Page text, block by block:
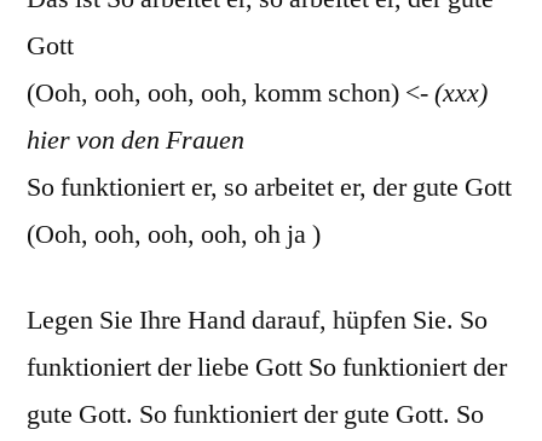
Gott
(Ooh, ooh, ooh, ooh, komm schon) <-(xxx)
hier von den Frauen
So funktioniert er, so arbeitet er, der gute Gott
(Ooh, ooh, ooh, ooh, oh ja )
Legen Sie Ihre Hand darauf, hüpfen Sie. So
funktioniert der liebe Gott So funktioniert der
gute Gott. So funktioniert der gute Gott. So